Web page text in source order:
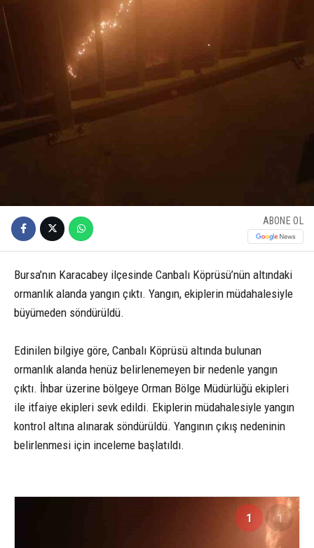
ABONE OL
Bursa’nın Karacabey ilçesinde Canbalı Köprüsü’nün altındaki
ormanlık alanda yangın çıktı. Yangın, ekiplerin müdahalesiyle
büyümeden söndürüldü.
Edinilen bilgiye göre, Canbalı Köprüsü altında bulunan
ormanlık alanda henüz belirlenemeyen bir nedenle yangın
çıktı. İhbar üzerine bölgeye Orman Bölge Müdürlüğü ekipleri
ile itfaiye ekipleri sevk edildi. Ekiplerin müdahalesiyle yangın
kontrol altına alınarak söndürüldü. Yangının çıkış nedeninin
belirlenmesi için inceleme başlatıldı.
1 1